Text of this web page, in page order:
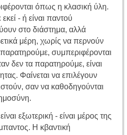
όπως η κλασική ύλη.
- ή είναι παντού
στο διάστημα, αλλά
μέρη, χωρίς να περνούν
συμπεριφέρονται
δεν τα παρατηρούμε, είναι
Φαίνεται να επιλέγουν
σαν να καθοδηγούνται
εξωτερική - είναι μέρος της
Η κβαντική